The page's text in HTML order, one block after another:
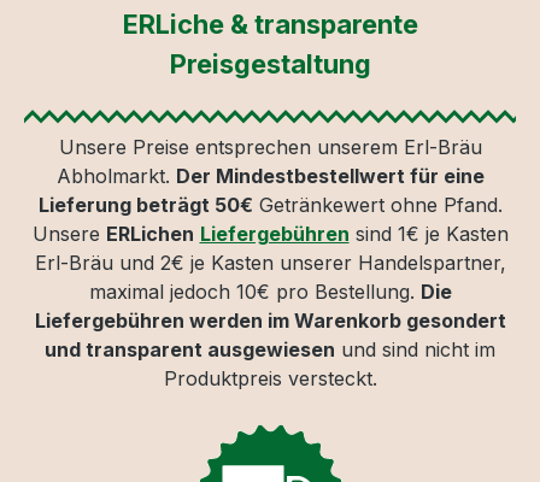
ERLiche & transparente
Preisgestaltung
Unsere Preise entsprechen unserem Erl-Bräu
Abholmarkt. Der Mindestbestellwert für eine
Lieferung beträgt 50€ Getränkewert ohne Pfand.
Unsere ERLichen Liefergebühren sind 1€ je Kasten
Erl-Bräu und 2€ je Kasten unserer Handelspartner,
maximal jedoch 10€ pro Bestellung. Die
Liefergebühren werden im Warenkorb gesondert
und transparent ausgewiesen und sind nicht im
Produktpreis versteckt.